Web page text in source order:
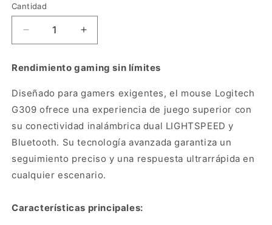
Cantidad
Cantidad
Reducir
cantidad
Mouse
G309
Lightspeed
Bluetooth
blanco
Aumentar
cantidad
Mouse
G309
Lightspeed
Bluetooth
blanco
Rendimiento gaming sin límites
Diseñado para gamers exigentes, el mouse Logitech
G309 ofrece una experiencia de juego superior con
su conectividad inalámbrica dual LIGHTSPEED y
Bluetooth. Su tecnología avanzada garantiza un
seguimiento preciso y una respuesta ultrarrápida en
cualquier escenario.
Características principales: